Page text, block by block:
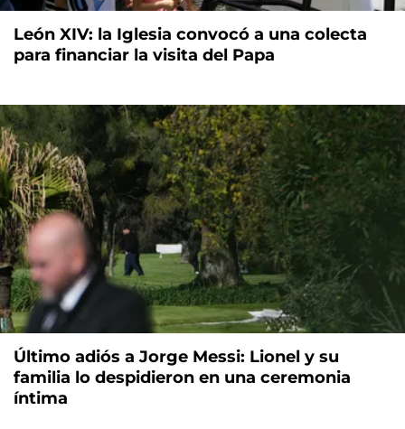
León XIV: la Iglesia convocó a una colecta
para financiar la visita del Papa
Último adiós a Jorge Messi: Lionel y su
familia lo despidieron en una ceremonia
íntima